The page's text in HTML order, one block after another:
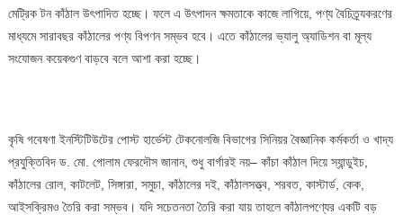
মেট্রিক টন কাঁঠাল উৎপাদিত হচ্ছে। ফলে এ উৎপাদন ক্ষমতাকে কাজে লাগিয়ে, পণ্য বৈচিত্র্যকরণের
মাধ্যমে সারাবছর কাঁঠালের পণ্য বিপণন সম্ভব হবে। এতে কাঁঠালের ভ্যালু অ্যাডিশন বা মূল্য
সংযোজন কয়েকগুণ বাড়বে বলে আশা করা হচ্ছে।
কৃষি গবেষণা ইনস্টিটিউটের পোস্ট হার্ভেস্ট টেকনোলজি বিভাগের সিনিয়র বৈজ্ঞানিক কর্মকর্তা ও খাদ্য
প্রযুক্তিবিদ ড. মো. গোলাম ফেরদৌস জানান, শুধু বার্গারই নয়– কাঁচা কাঁঠাল দিয়ে স্যান্ডুইচ,
কাঁঠালের রোল, কাটলেট, সিঙ্গারা, সমুচা, কাঁঠালের দই, কাঁঠালসত্ত্ব, শরবত, কাস্টার্ড, কেক,
আইসক্রিমও তৈরি করা সম্ভব। যদি সচেতনতা তৈরি করা যায় তাহলে কাঁঠালপণ্যের একটি বড়